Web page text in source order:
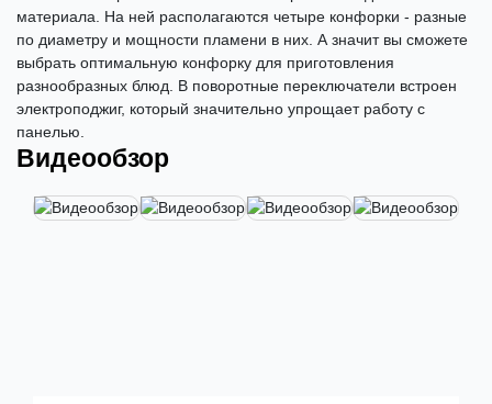
материала. На ней располагаются четыре конфорки - разные
по диаметру и мощности пламени в них. А значит вы сможете
выбрать оптимальную конфорку для приготовления
разнообразных блюд. В поворотные переключатели встроен
электроподжиг, который значительно упрощает работу с
панелью.
Видеообзор